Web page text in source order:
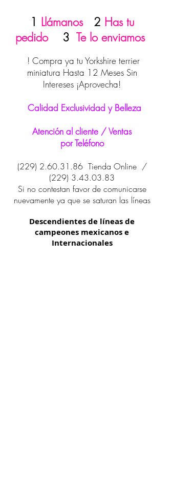
1 Llámanos 2 Has tu
pedido3 Te lo enviamos
! Compra ya tu Yorkshire terrier
miniatura Hasta 12 Meses Sin
Intereses ¡Aprovecha!
Calidad Exclusividad y Belleza
Atención al cliente / Ventas
por Teléfono
(229) 2.60.31.86Tienda Online /
(229) 3.43.03.83
Si no contestan favor de comunicarse
nuevamente ya que se saturan las líneas
Descendientes de líneas de
campeones mexicanos e
Internacionales